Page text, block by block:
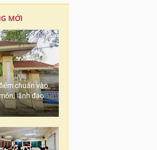
MỚI
chuẩn vào
lãnh đạo